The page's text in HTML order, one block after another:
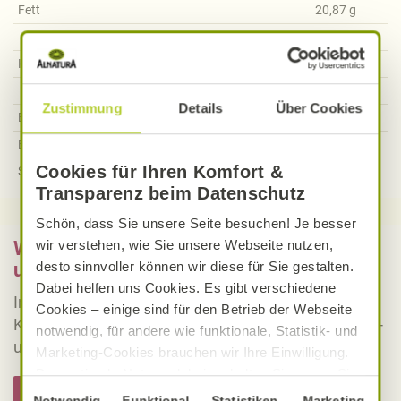
Zustimmung Details Über Cookies
Cookies für Ihren Komfort &
Transparenz beim Datenschutz
Schön, dass Sie unsere Seite besuchen! Je besser
wir verstehen, wie Sie unsere Webseite nutzen,
desto sinnvoller können wir diese für Sie gestalten.
Dabei helfen uns Cookies. Es gibt verschiedene
Cookies – einige sind für den Betrieb der Webseite
notwendig, für andere wie funktionale, Statistik- und
Marketing-Cookies brauchen wir Ihre Einwilligung.
Das optimale Nutzererlebnis erhalten Sie, wenn Sie
„Alle Cookies erlauben“ anklicken. Ihre Einwilligung
Fett
Davon gesättigte Fettsäuren
Kohlenhydrate
Ballaststoffe
Eiweiß
Salz
20,87g
2,28g
41,42g
9,80g
Was bedeutet vegan, vegetarisch, gluten-
und laktosefrei bei Alnatura Rezepten?
Informieren Sie sich über die genaue Erklärung der
Kennzeichnung von veganen, vegetarischen, gluten-
und laktosefreien Alnatura Rezepten.